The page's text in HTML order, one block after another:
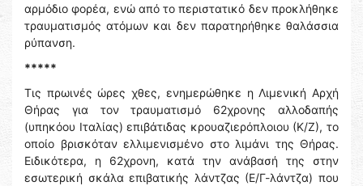
αρμόδιο φορέα, ενώ από το περιστατικό δεν προκλήθηκε
τραυματισμός ατόμων και δεν παρατηρήθηκε θαλάσσια
ρύπανση.
*****
Τις πρωινές ώρες χθες, ενημερώθηκε η Λιμενική Αρχή
Θήρας για τον τραυματισμό 62χρονης αλλοδαπής
(υπηκόου Ιταλίας) επιβάτιδας κρουαζιερόπλοιου (Κ/Ζ), το
οποίο βρισκόταν ελλιμενισμένο στο λιμάνι της Θήρας.
Ειδικότερα, η 62χρονη, κατά την ανάβασή της στην
εσωτερική σκάλα επιβατικής λάντζας (Ε/Γ-λάντζα) που